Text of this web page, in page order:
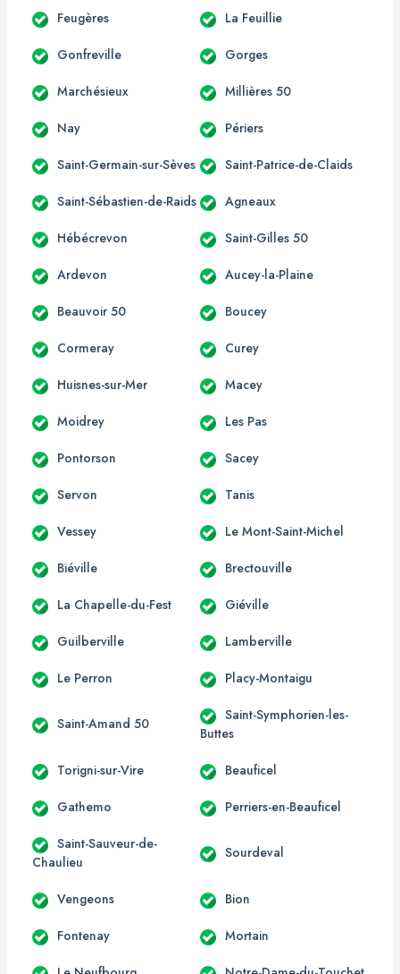
Feugères La Feuillie
Gonfreville Gorges
Marchésieux Millières 50
Nay Périers
Saint-Germain-sur-Sèves Saint-Patrice-de-Claids
Saint-Sébastien-de-Raids Agneaux
Hébécrevon Saint-Gilles 50
Ardevon Aucey-la-Plaine
Beauvoir 50 Boucey
Cormeray Curey
Huisnes-sur-Mer Macey
Moidrey Les Pas
Pontorson Sacey
Servon Tanis
Vessey Le Mont-Saint-Michel
Biéville Brectouville
La Chapelle-du-Fest Giéville
Guilberville Lamberville
Le Perron Placy-Montaigu
Saint-Amand 50
Saint-Symphorien-les-
Buttes
Torigni-sur-Vire Beauficel
Gathemo Perriers-en-Beauficel
Saint-Sauveur-de-
Chaulieu
Sourdeval
Vengeons Bion
Fontenay Mortain